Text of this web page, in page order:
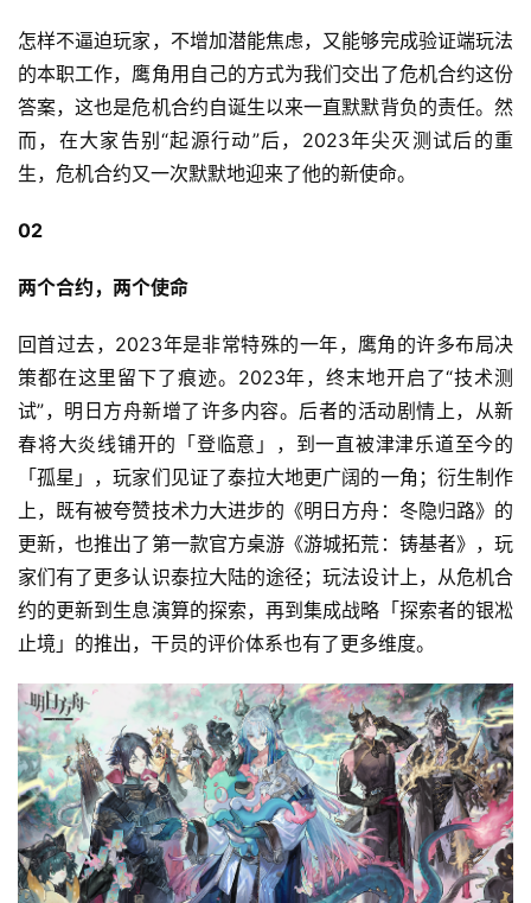
首
页
游
怎样不逼迫玩家，不增加潜能焦虑，又能够完成验证端玩法
的本职工作，鹰角用自己的方式为我们交出了危机合约这份
答案，这也是危机合约自诞生以来一直默默背负的责任。然
而，在大家告别“起源行动”后，2023年尖灭测试后的重
生，危机合约又一次默默地迎来了他的新使命。
02
两个合约，两个使命
回首过去，2023年是非常特殊的一年，鹰角的许多布局决
策都在这里留下了痕迹。2023年，终末地开启了“技术测
试”，明日方舟新增了许多内容。后者的活动剧情上，从新
春将大炎线铺开的「登临意」，到一直被津津乐道至今的
「孤星」，玩家们见证了泰拉大地更广阔的一角；衍生制作
上，既有被夸赞技术力大进步的《明日方舟：冬隐归路》的
更新，也推出了第一款官方桌游《游城拓荒：铸基者》，玩
家们有了更多认识泰拉大陆的途径；玩法设计上，从危机合
约的更新到生息演算的探索，再到集成战略「探索者的银凇
止境」的推出，干员的评价体系也有了更多维度。